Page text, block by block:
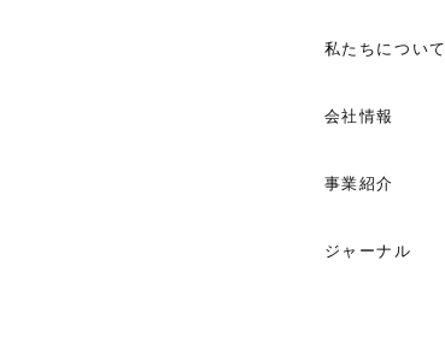
私たちについて
会社情報
事業紹介
ジャーナル